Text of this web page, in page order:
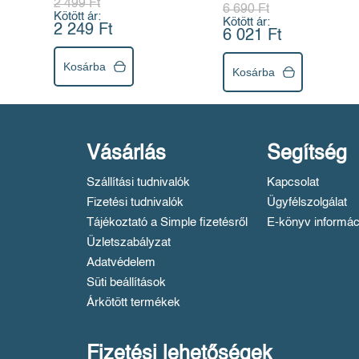
2 499 Ft
Kötött ár:
2 249 Ft
Kosárba
6 690 Ft
Kötött ár:
6 021 Ft
Kosárba
Vásárlás
Szállítási tudnivalók
Fizetési tudnivalók
Tájékoztató a Simple fizetésről
Üzletszabályzat
Adatvédelem
Süti beállítások
Árkötött termékek
Segítség
Kapcsolat
Ügyfélszolgálat
E-könyv
Fizetési lehetőségek